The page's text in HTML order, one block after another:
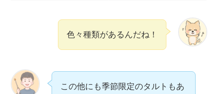
色々種類があるんだね！
この他にも季節限定のタルトもあ